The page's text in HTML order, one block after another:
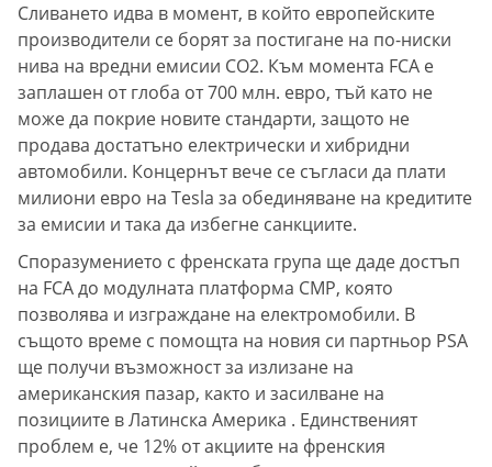
Сливането идва в момент, в който европейските
производители се борят за постигане на по-ниски
нива на вредни емисии CO2. Към момента FCA е
заплашен от глоба от 700 млн. евро, тъй като не
може да покрие новите стандарти, защото не
продава достатъно електрически и хибридни
автомобили. Концернът вече се съгласи да плати
милиони евро на Tesla за обединяване на кредитите
за емисии и така да избегне санкциите.
Споразумението с френската група ще даде достъп
на FCA до модулната платформа CMP, която
позволява и изграждане на електромобили. В
същото време с помощта на новия си партньор PSA
ще получи възможност за излизане на
американския пазар, както и засилване на
позициите в Латинска Америка . Единственият
проблем е, че 12% от акциите на френския